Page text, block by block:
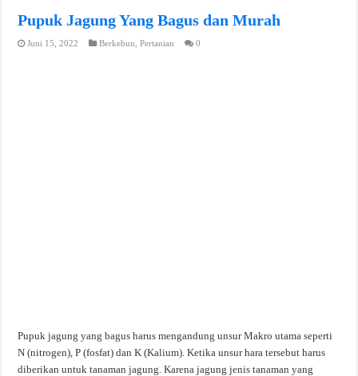
Pupuk Jagung Yang Bagus dan Murah
Juni 15, 2022 Berkebun ,Pertanian 0
Pupuk jagung yang bagus harus mengandung unsur Makro utama seperti
N (nitrogen), P (fosfat) dan K (Kalium). Ketika unsur hara tersebut harus
diberikan untuk tanaman jagung. Karena jagung jenis tanaman yang